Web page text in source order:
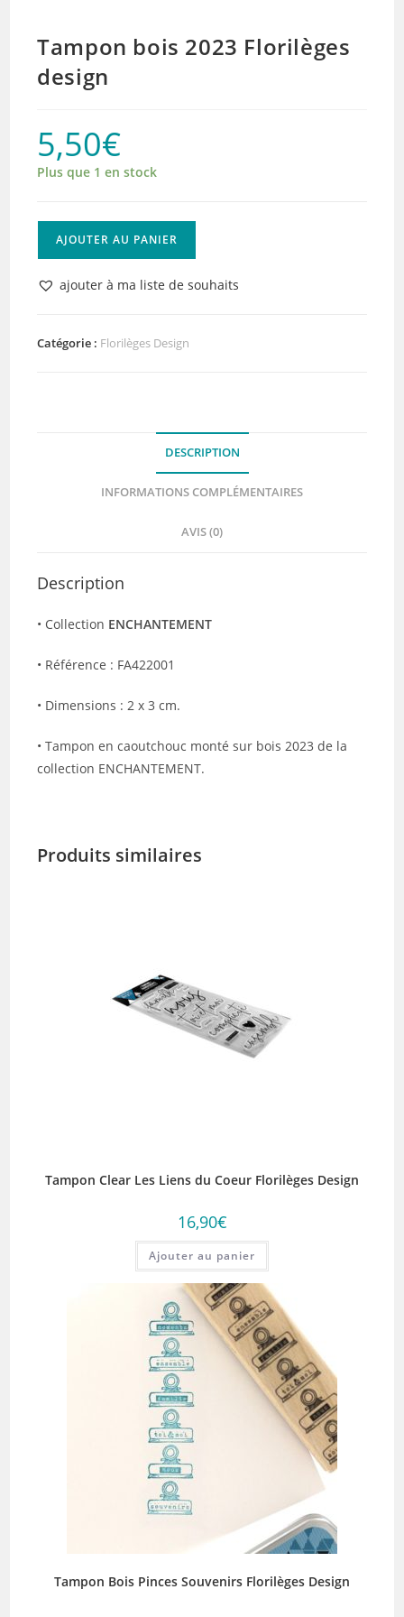
Tampon bois 2023 Florilèges
design
5,50€
Plus que 1 en stock
Tampon
Florilèges
AJOUTER AU PANIER
ajouter à ma liste de souhaits
Catégorie : Florilèges Design
DESCRIPTION
INFORMATIONS COMPLÉMENTAIRES
AVIS (0)
Description
• Collection ENCHANTEMENT
• Référence : FA422001
• Dimensions : 2 x 3 cm.
• Tampon en caoutchouc monté sur bois 2023 de la
collection ENCHANTEMENT.
Produits similaires
Tampon Clear Les Liens du Coeur Florilèges Design
16,90€
Ajouter au panier
Tampon Bois Pinces Souvenirs Florilèges Design